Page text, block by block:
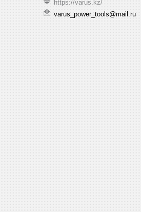
https://varus.kz/
varus_power_tools@mail.ru